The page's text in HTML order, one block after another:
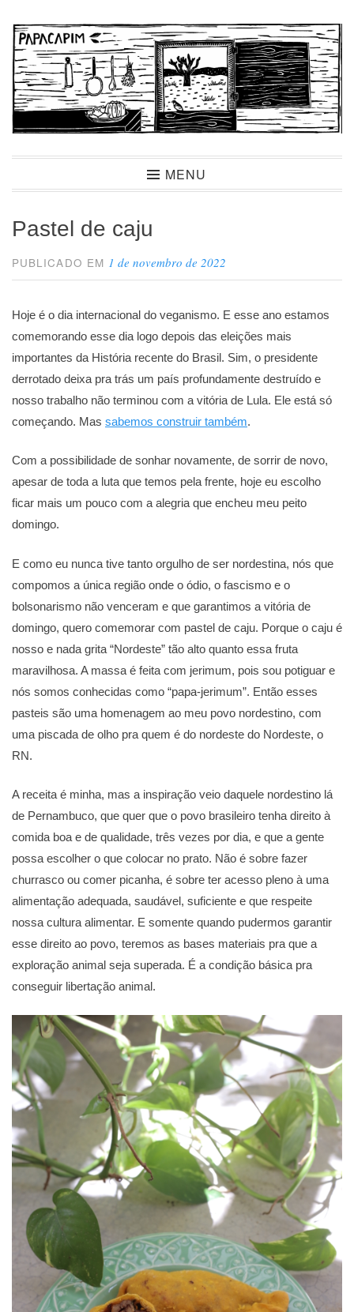
para
conteúdo
PapacapimMENU
Pastel de caju
PUBLICADO EM 1 de novembro de 2022
Hoje é o dia internacional do veganismo. E esse ano estamos
comemorando esse dia logo depois das eleições mais
importantes da História recente do Brasil. Sim, o presidente
derrotado deixa pra trás um país profundamente destruído e
nosso trabalho não terminou com a vitória de Lula. Ele está só
começando. Mas sabemos construir também.
Com a possibilidade de sonhar novamente, de sorrir de novo,
apesar de toda a luta que temos pela frente, hoje eu escolho
ficar mais um pouco com a alegria que encheu meu peito
domingo.
E como eu nunca tive tanto orgulho de ser nordestina, nós que
compomos a única região onde o ódio, o fascismo e o
bolsonarismo não venceram e que garantimos a vitória de
domingo, quero comemorar com pastel de caju. Porque o caju é
nosso e nada grita “Nordeste” tão alto quanto essa fruta
maravilhosa. A massa é feita com jerimum, pois sou potiguar e
nós somos conhecidas como “papa-jerimum”. Então esses
pasteis são uma homenagem ao meu povo nordestino, com
uma piscada de olho pra quem é do nordeste do Nordeste, o
RN.
A receita é minha, mas a inspiração veio daquele nordestino lá
de Pernambuco, que quer que o povo brasileiro tenha direito à
comida boa e de qualidade, três vezes por dia, e que a gente
possa escolher o que colocar no prato. Não é sobre fazer
churrasco ou comer picanha, é sobre ter acesso pleno à uma
alimentação adequada, saudável, suficiente e que respeite
nossa cultura alimentar. E somente quando pudermos garantir
esse direito ao povo, teremos as bases materiais pra que a
exploração animal seja superada. É a condição básica pra
conseguir libertação animal.